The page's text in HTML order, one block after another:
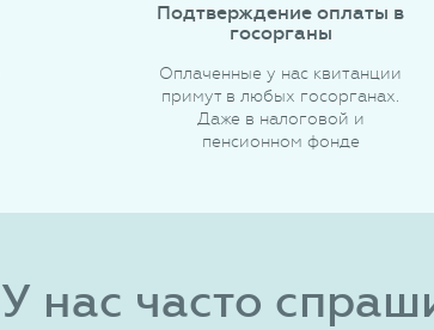
Подтверждение оплаты в
госорганы
Оплаченные у нас квитанции
примут в любых госорганах.
Даже в налоговой и
пенсионном фонде
У нас часто